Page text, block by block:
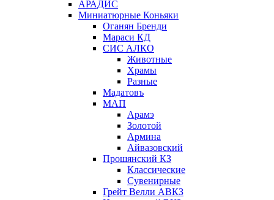
АРАДИС
Миниатюрные Коньяки
Оганян Бренди
Мараси КД
СИС АЛКО
Животные
Храмы
Разные
Мадатовъ
МАП
Арамэ
Золотой
Армина
Айвазовский
Прошянский КЗ
Классические
Сувенирные
Грейт Велли АВКЗ